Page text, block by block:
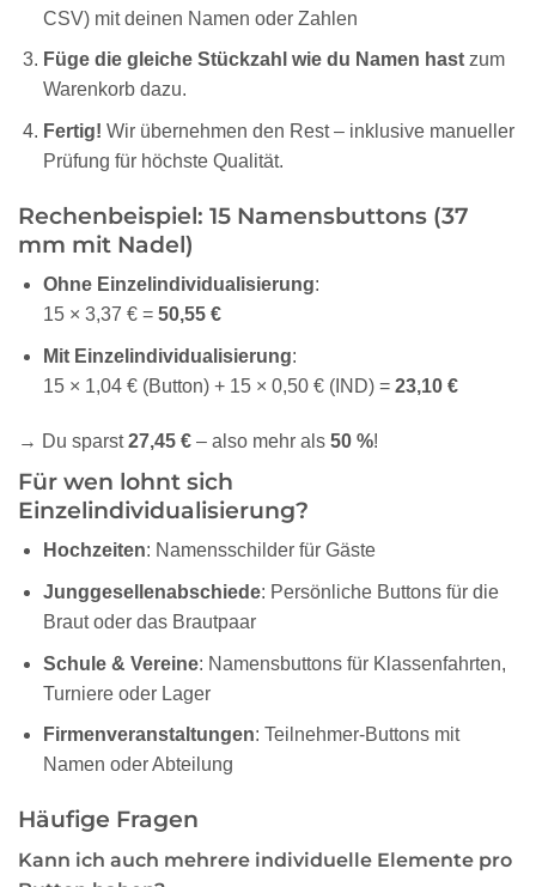
CSV) mit deinen Namen oder Zahlen
Füge die gleiche Stückzahl wie du Namen hastzum
Warenkorb dazu.
Fertig! Wir übernehmen den Rest – inklusive manueller
Prüfung für höchste Qualität.
Rechenbeispiel: 15 Namensbuttons (37
mm mit Nadel)
Ohne Einzelindividualisierung:
15 × 3,37 € = 50,55 €
Mit Einzelindividualisierung:
15 × 1,04 € (Button) + 15 × 0,50 € (IND) = 23,10 €
→ Du sparst27,45 € – also mehr als 50 %!
Für wen lohnt sich
Einzelindividualisierung?
Hochzeiten: Namensschilder für Gäste
Junggesellenabschiede: Persönliche Buttons für die
Braut oder das Brautpaar
Schule & Vereine: Namensbuttons für Klassenfahrten,
Turniere oder Lager
Firmenveranstaltungen: Teilnehmer-Buttons mit
Namen oder Abteilung
Häufige Fragen
Kann ich auch mehrere individuelle Elemente pro